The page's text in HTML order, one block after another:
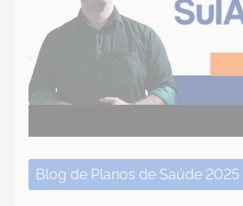
Blog de Planos de Saúde 2025